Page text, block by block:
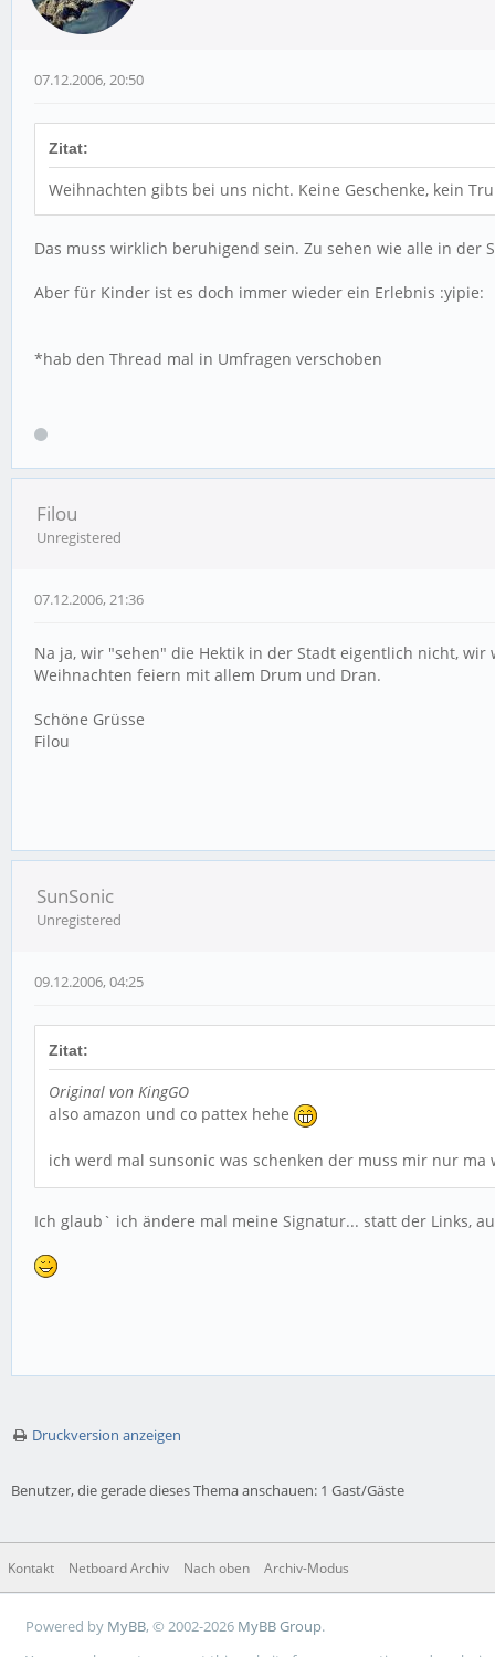
07.12.2006, 20:50
Zitat:
Weihnachten gibts bei uns nicht. Keine Geschenke, kein
Das muss wirklich beruhigend sein. Zu sehen wie alle in
Aber für Kinder ist es doch immer wieder ein Erlebnis :yipie:
*hab den Thread mal in Umfragen verschoben
Filou
Unregistered
07.12.2006, 21:36
Na ja, wir "sehen" die Hektik in der Stadt eigentlich nicht,
Weihnachten feiern mit allem Drum und Dran.
Schöne Grüsse
Filou
SunSonic
Unregistered
09.12.2006, 04:25
Zitat:
Original von KingGO
also amazon und co pattex hehe
ich werd mal sunsonic was schenken der muss mir nur
Ich glaub` ich ändere mal meine Signatur... statt der Links,
Druckversion anzeigen
Benutzer, die gerade dieses Thema anschauen: 1 Gast/Gäste
Kontakt Netboard Archiv Nach oben Archiv-Modus
Powered by MyBB, © 2002-2026 MyBB Group.